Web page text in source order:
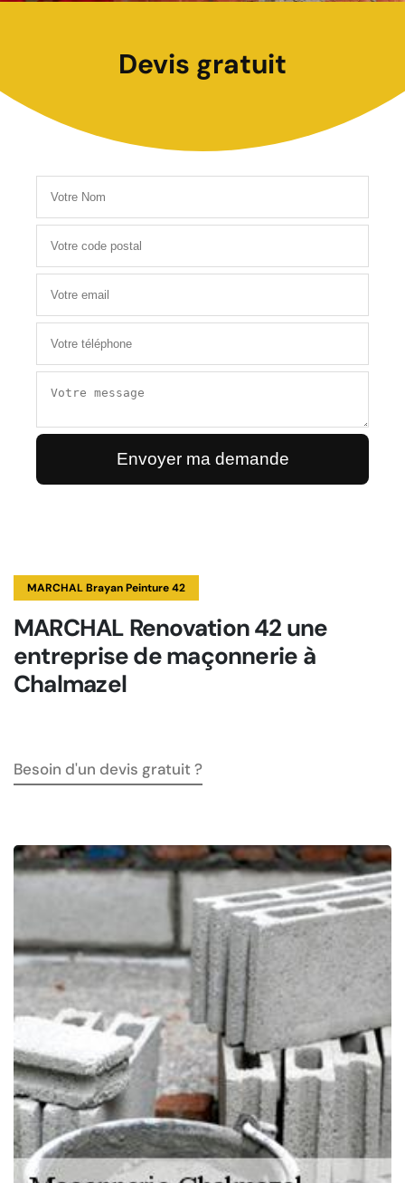
Devis gratuit
MARCHAL Brayan Peinture 42
MARCHAL Renovation 42 une
entreprise de maçonnerie à
Chalmazel
Besoin d'un devis gratuit ?